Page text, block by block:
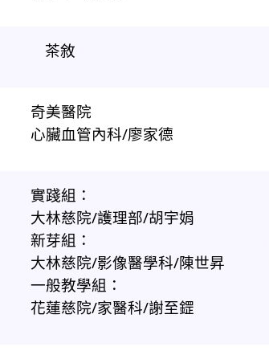
茶敘
奇美醫院
心臟血管內科/廖家德
實踐組：
大林慈院/護理部/胡宇娟
新芽組：
大林慈院/影像醫學科/陳世昇
一般教學組：
花蓮慈院/家醫科/謝至鎠